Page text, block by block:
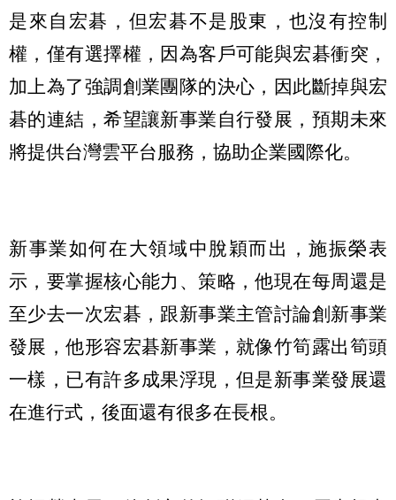
是來自宏碁，但宏碁不是股東，也沒有控制
權，僅有選擇權，因為客戶可能與宏碁衝突，
加上為了強調創業團隊的決心，因此斷掉與宏
碁的連結，希望讓新事業自行發展，預期未來
將提供台灣雲平台服務，協助企業國際化。
新事業如何在大領域中脫穎而出，施振榮表
示，要掌握核心能力、策略，他現在每周還是
至少去一次宏碁，跟新事業主管討論創新事業
發展，他形容宏碁新事業，就像竹筍露出筍頭
一樣，已有許多成果浮現，但是新事業發展還
在進行式，後面還有很多在長根。